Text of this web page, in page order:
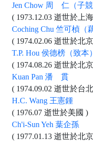
Jen Chow 周 仁（子競
( 1973.12.03 逝世於上
Coching Chu 竺可楨（
( 1974.02.06 逝世於北
T.P. Hou 侯德榜（致本）
( 1974.08.26 逝世於北
Kuan Pan 潘 貫
( 1974.09.02 逝世於台
H.C. Wang 王憲鍾
( 1976.07 逝世於美國 )
Ch'i-Sun Yeh 葉企孫
( 1977.01.13 逝世於北